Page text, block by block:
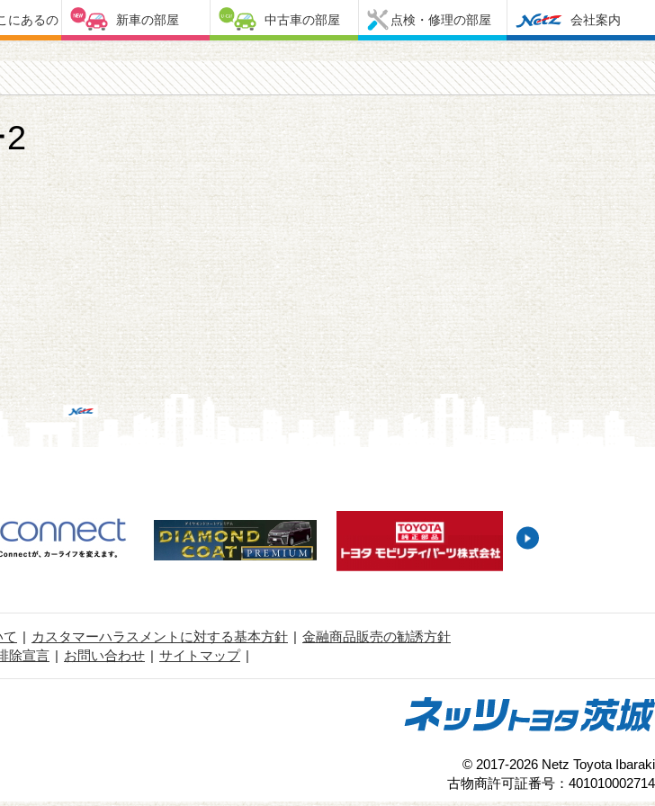
にあるの 新車の部屋 中古車の部屋 点検・修理の部屋 会社案内
カスタマーハラスメントに対する基本方針
金融商品販売の勧誘方針
除宣言
お問い合わせ サイトマップ
© 2017-2026 Netz Toyota Ibaraki
古物商許可証番号：401010002714